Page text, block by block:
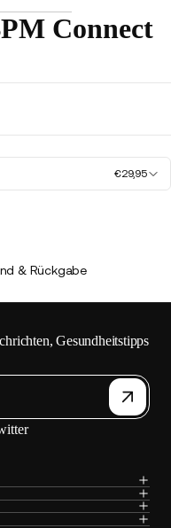
Connect
€29,95
& Rückgabe
Gesundheitstipps